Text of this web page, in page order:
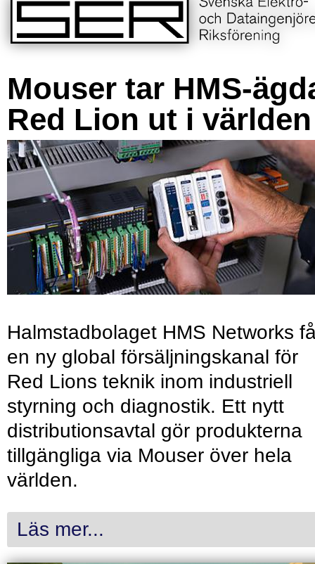
Mouser tar HMS-
Red Lion ut i världen
Halmstadbolaget HMS Networks
en ny global försäljningskanal för
Red Lions teknik inom industriell
styrning och diagnostik. Ett nytt
distributionsavtal gör produkterna
tillgängliga via Mouser över hela
världen.
Läs mer...